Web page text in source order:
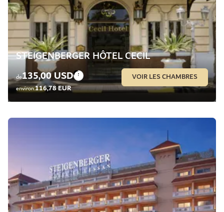
STEIGENBERGER HÔTEL CECIL
de135,00 USD
environ.116,78 EUR
VOIR LES CHAMBRES